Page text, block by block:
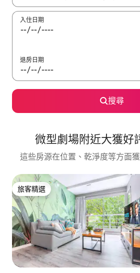
入住日期
退房日期
搜尋
微型劇場附近大獲好
這些房源在位置、乾淨度等方面
旅客精選
旅客精選